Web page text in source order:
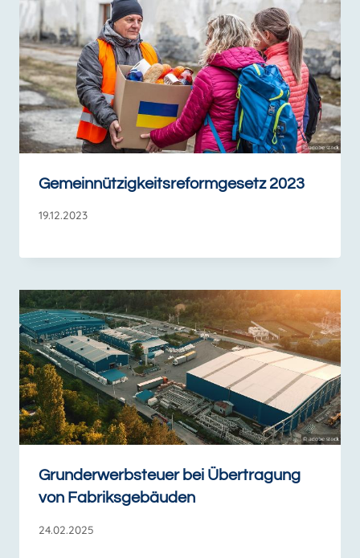
Gemeinnützigkeitsreformgesetz 2023
19.12.2023
Grunderwerbsteuer bei Übertragung
von Fabriksgebäuden
24.02.2025